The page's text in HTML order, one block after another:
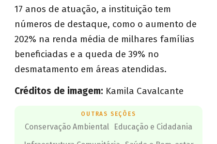
17 anos de atuação, a instituição tem
números de destaque, como o aumento de
202% na renda média de milhares famílias
beneficiadas e a queda de 39% no
desmatamento em áreas atendidas.
Créditos de imagem: Kamila Cavalcante
OUTRAS SEÇÕES
Conservação Ambiental
Educação e Cidadania